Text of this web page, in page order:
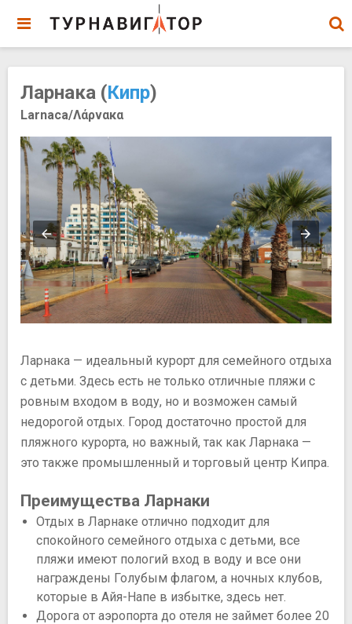
Ларнака (Кипр)
Larnaca/Λάρνακα
Ларнака — идеальный курорт для семейного отдыха
с детьми. Здесь есть не только отличные пляжи с
ровным входом в воду, но и возможен самый
недорогой отдых. Город достаточно простой для
пляжного курорта, но важный, так как Ларнака —
это также промышленный и торговый центр Кипра.
Преимущества Ларнаки
Отдых в Ларнаке отлично подходит для
спокойного семейного отдыха с детьми, все
пляжи имеют пологий вход в воду и все они
награждены Голубым флагом, а ночных клубов,
которые в Айя-Напе в избытке, здесь нет.
Дорога от аэропорта до отеля не займет более 20